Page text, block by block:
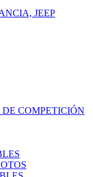
JEEP
COMPETICIÓN